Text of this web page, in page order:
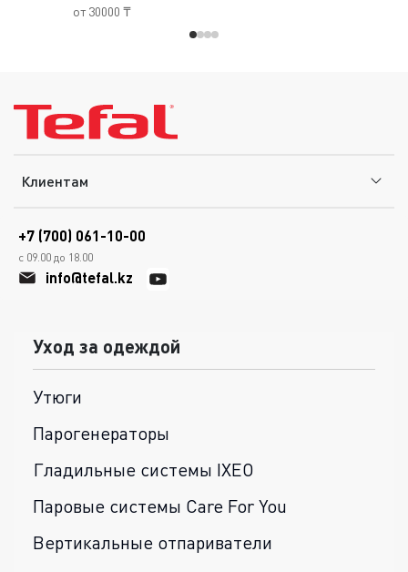
от 30000 ₸
Клиентам
+7 (700) 061-10-00
с 09.00 до 18.00
info@tefal.kz
Уход за одеждой
Утюги
Парогенераторы
Гладильные системы IXEO
Паровые системы Care For You
Вертикальные отпариватели